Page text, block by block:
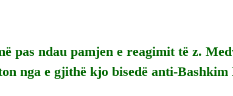
pas ndau pamjen e reagimit të z.
nga e gjithë kjo bisedë anti-